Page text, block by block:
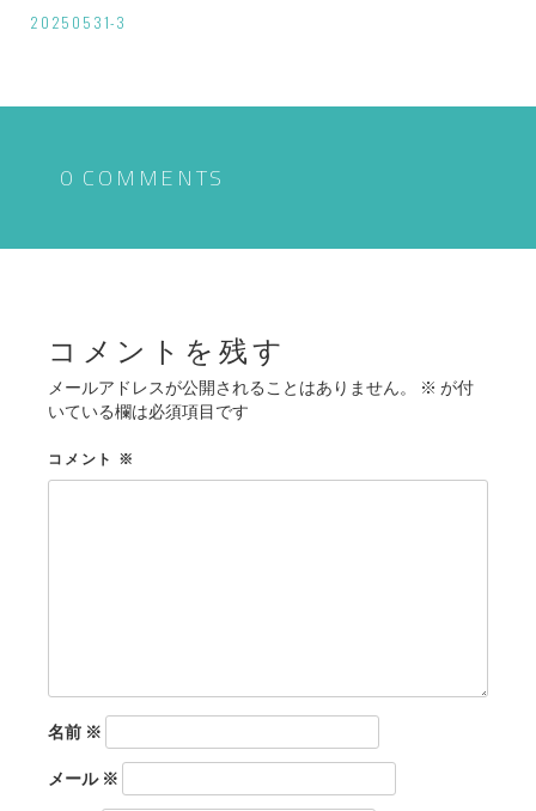
投
ナ
シ
20250531-3
0 COMMENTS
コメントを残す
メールアドレスが公開されることはありません。 ※ が付
いている欄は必須項目です
コメント ※
名前 ※
メール※